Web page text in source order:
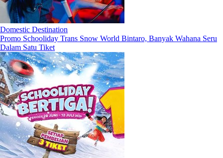
Domestic Destination
Promo Schooliday Trans Snow World Bintaro, Banyak Wahana Seru
Dalam Satu Tiket